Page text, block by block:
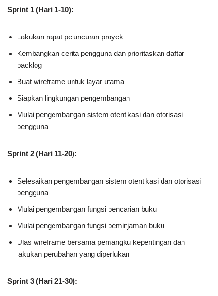
Sprint 1 (Hari 1-10):
Lakukan rapat peluncuran proyek
Kembangkan cerita pengguna dan prioritaskan daftar
backlog
Buat wireframe untuk layar utama
Siapkan lingkungan pengembangan
Mulai pengembangan sistem otentikasi dan otorisasi
pengguna
Sprint 2 (Hari 11-20):
Selesaikan pengembangan sistem otentikasi dan otorisasi
pengguna
Mulai pengembangan fungsi pencarian buku
Mulai pengembangan fungsi peminjaman buku
Ulas wireframe bersama pemangku kepentingan dan
lakukan perubahan yang diperlukan
Sprint 3 (Hari 21-30):